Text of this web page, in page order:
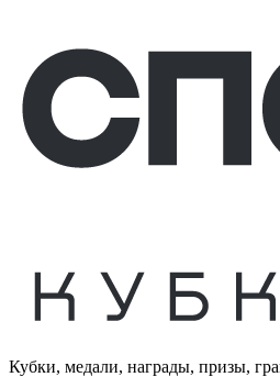
Кубки, медали, награды, призы,